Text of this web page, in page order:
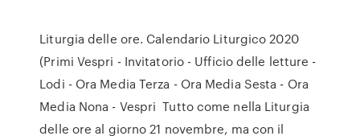
Liturgia delle ore. Calendario Liturgico 2020
(Primi Vespri - Invitatorio - Ufficio delle letture -
Lodi - Ora Media Terza - Ora Media Sesta - Ora
Media Nona - Vespri Tutto come nella Liturgia
delle ore al giorno 21 novembre, ma con il